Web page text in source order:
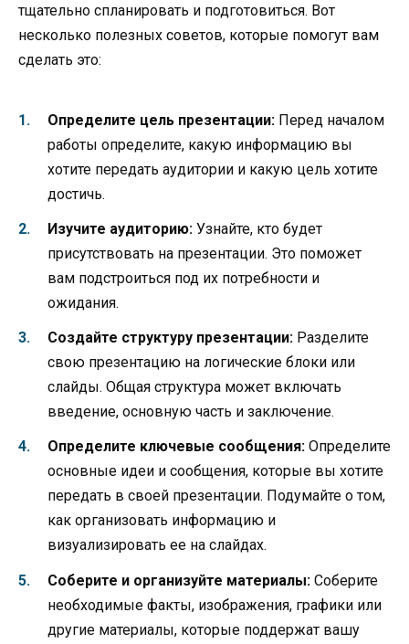
тщательно спланировать и подготовиться. Вот
несколько полезных советов, которые помогут вам
сделать это:
Определите цель презентации: Перед началом
работы определите, какую информацию вы
хотите передать аудитории и какую цель хотите
достичь.
Изучите аудиторию: Узнайте, кто будет
присутствовать на презентации. Это поможет
вам подстроиться под их потребности и
ожидания.
Создайте структуру презентации: Разделите
свою презентацию на логические блоки или
слайды. Общая структура может включать
введение, основную часть и заключение.
Определите ключевые сообщения: Определите
основные идеи и сообщения, которые вы хотите
передать в своей презентации. Подумайте о том,
как организовать информацию и
визуализировать ее на слайдах.
Соберите и организуйте материалы: Соберите
необходимые факты, изображения, графики или
другие материалы, которые поддержат вашу